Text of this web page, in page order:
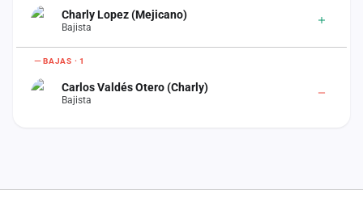
Charly Lopez (Mejicano)
Bajista
BAJAS · 1
Carlos Valdés Otero (Charly)
Bajista
sesión
Crear
cuenta